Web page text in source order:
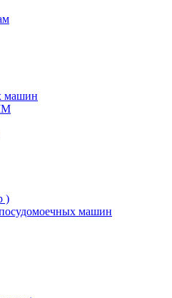
машин
)
машин